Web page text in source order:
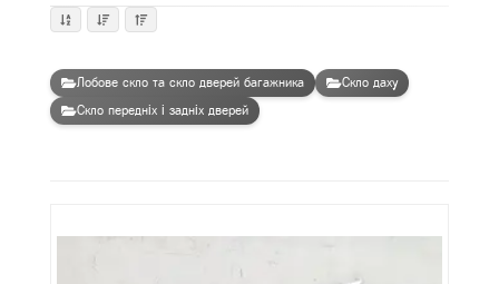
Лобове скло та скло дверей багажника Скло даху
Скло передніх і задніх дверей